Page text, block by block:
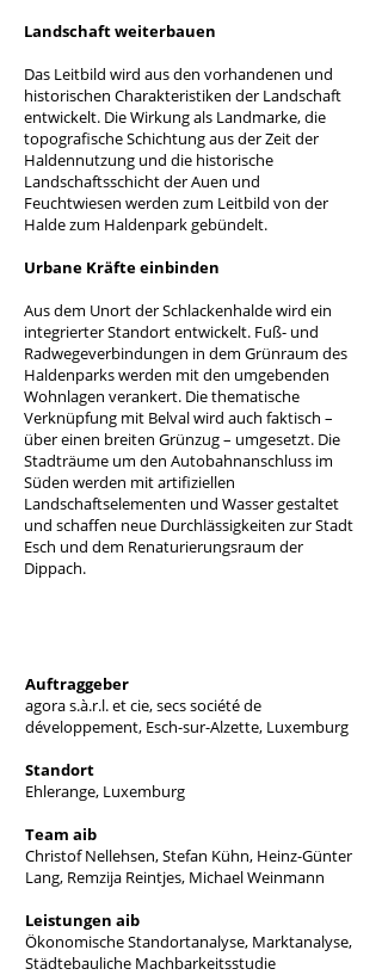
Landschaft weiterbauen
Das Leitbild wird aus den vorhandenen und
historischen Charakteristiken der Landschaft
entwickelt. Die Wirkung als Landmarke, die
topografische Schichtung aus der Zeit der
Haldennutzung und die historische
Landschaftsschicht der Auen und
Feuchtwiesen werden zum Leitbild von der
Halde zum Haldenpark gebündelt.
Urbane Kräfte einbinden
Aus dem Unort der Schlackenhalde wird ein
integrierter Standort entwickelt. Fuß- und
Radwegeverbindungen in dem Grünraum des
Haldenparks werden mit den umgebenden
Wohnlagen verankert. Die thematische
Verknüpfung mit Belval wird auch faktisch –
über einen breiten Grünzug – umgesetzt. Die
Stadträume um den Autobahnanschluss im
Süden werden mit artifiziellen
Landschaftselementen und Wasser gestaltet
und schaffen neue Durchlässigkeiten zur Stadt
Esch und dem Renaturierungsraum der
Dippach.
Auftraggeber
agora s.à.r.l. et cie, secs société de
développement, Esch-sur-Alzette, Luxemburg
Standort
Ehlerange, Luxemburg
Team aib
Christof Nellehsen, Stefan Kühn, Heinz-Günter
Lang, Remzija Reintjes, Michael Weinmann
Leistungen aib
Ökonomische Standortanalyse, Marktanalyse,
Städtebauliche Machbarkeitsstudie